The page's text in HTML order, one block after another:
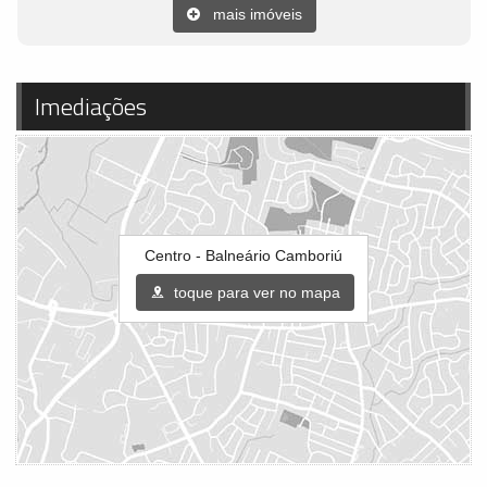
mais imóveis
Imediações
Centro - Balneário Camboriú
toque para ver no mapa